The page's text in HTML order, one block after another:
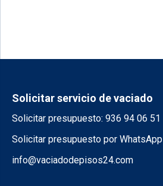
Solicitar servicio de vaciado
Solicitar presupuesto: 936 94 06 51
Solicitar presupuesto por WhatsApp
info@vaciadodepisos24.com